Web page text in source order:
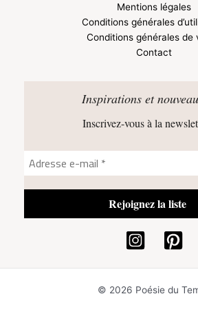
Mentions légales
Conditions générales
Conditions générales de
Contact
Inspirations et
Inscrivez-vous à la
© 2026 Poésie du